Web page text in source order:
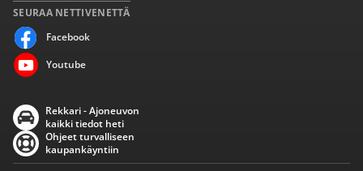
SEURAA NETTIVENETTÄ
Facebook
Youtube
Rekkari - Ajoneuvon
kaikki tiedot heti
Ohjeet turvalliseen
kaupankäyntiin